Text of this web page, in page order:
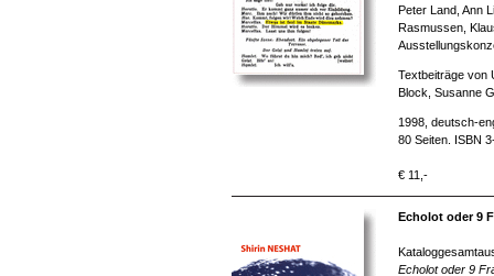
Peter Land, Ann
Rasmussen,
Textbeiträge von
Block, Susanne
1998, deutsch-
80 Seiten. ISBN
€ 11,-
Echolot oder 9
Echolot oder 9